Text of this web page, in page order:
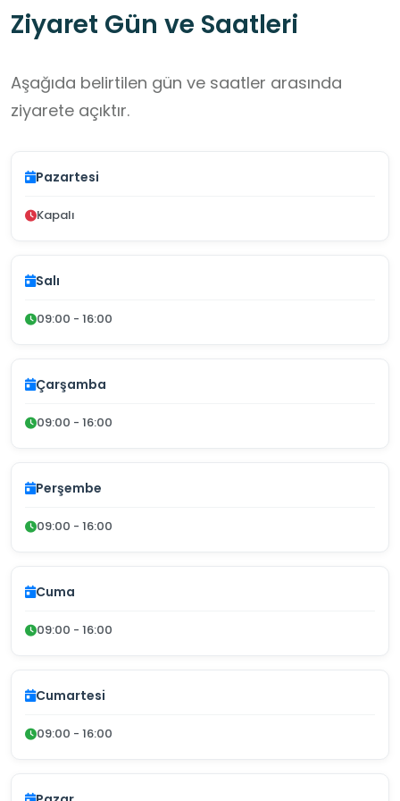
Ziyaret Gün ve Saatleri
Aşağıda belirtilen gün ve saatler arasında
ziyarete açıktır.
Pazartesi
Kapalı
Salı
09:00 - 16:00
Çarşamba
09:00 - 16:00
Perşembe
09:00 - 16:00
Cuma
09:00 - 16:00
Cumartesi
09:00 - 16:00